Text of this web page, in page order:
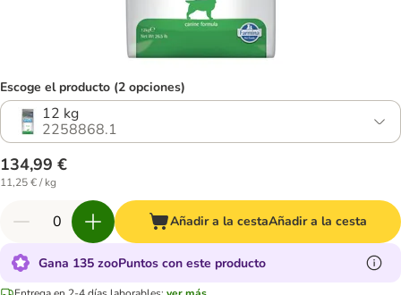
Escoge el producto (2 opciones)
12 kg
2258868.1
134,99 €
11,25 € / kg
Añadir a la cestaAñadir a la cesta
Gana 135 zooPuntos con este producto